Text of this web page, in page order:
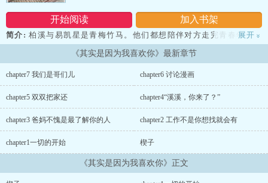
开始阅读 加入书架
简介: 柏溪与易凯星是青梅竹马。他们都想陪伴对方走完青春年少，
也一直为此在努力。 不管柏溪中途有多少次试着放弃，但最后都又
重振旗鼓。易凯星对柏溪有过失望，有过愤怒，但他却还是选择等
待。...
展开 »
《其实是因为我喜欢你》最新章节
chapter7 我们是哥们儿 chapter6 讨论漫画
chapter5 双双把家还 chapter4“溪溪，你来了？”
chapter3 爸妈不愧是最了解你的人 chapter2 工作不是你想找就会有
chapter1一切的开始 楔子
《其实是因为我喜欢你》正文